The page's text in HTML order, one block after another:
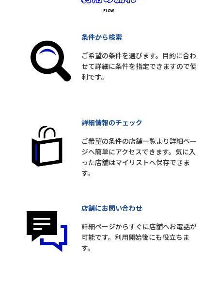
条件から検索
ご希望の条件を選びます。目的に合わ
せて詳細に条件を指定できますので便
利です。
詳細情報のチェック
ご希望の条件の店舗一覧より詳細ペー
ジへ簡単にアクセスできます。気に入
った店舗はマイリストへ保存できま
す。
店舗にお問い合わせ
詳細ページからすぐに店舗へお電話が
可能です。利用開始後にも役立ちま
す。